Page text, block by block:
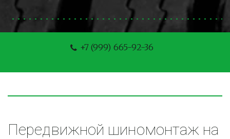
+7 (999) 665-92-36
Передвижной шиномонтаж на